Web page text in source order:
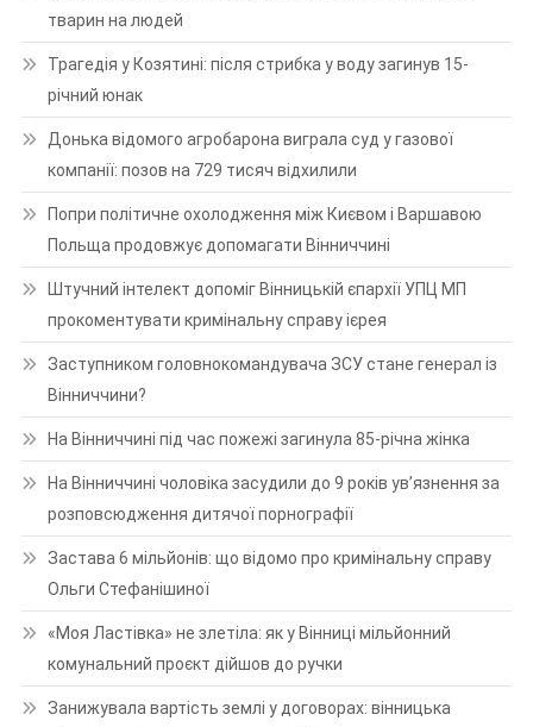
тварин на людей
Трагедія у Козятині: після стрибка у воду загинув 15-
річний юнак
Донька відомого агробарона виграла суд у газової
компанії: позов на 729 тисяч відхилили
Попри політичне охолодження між Києвом і Варшавою
Польща продовжує допомагати Вінниччині
Штучний інтелект допоміг Вінницькій єпархії УПЦ МП
прокоментувати кримінальну справу ієрея
Заступником головнокомандувача ЗСУ стане генерал із
Вінниччини?
На Вінниччині під час пожежі загинула 85-річна жінка
На Вінниччині чоловіка засудили до 9 років ув’язнення за
розповсюдження дитячої порнографії
Застава 6 мільйонів: що відомо про кримінальну справу
Ольги Стефанішиної
«Моя Ластівка» не злетіла: як у Вінниці мільйонний
комунальний проєкт дійшов до ручки
Занижувала вартість землі у договорах: вінницька